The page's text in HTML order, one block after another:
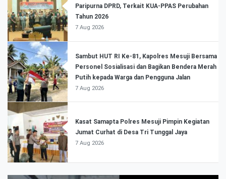
Paripurna DPRD, Terkait KUA-PPAS Perubahan
Tahun 2026
7 Aug 2026
Sambut HUT RI Ke-81, Kapolres Mesuji Bersama
Personel Sosialisasi dan Bagikan Bendera Merah
Putih kepada Warga dan Pengguna Jalan
7 Aug 2026
Kasat Samapta Polres Mesuji Pimpin Kegiatan
Jumat Curhat di Desa Tri Tunggal Jaya
7 Aug 2026